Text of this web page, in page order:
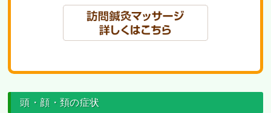
頭・顔・頚の症状